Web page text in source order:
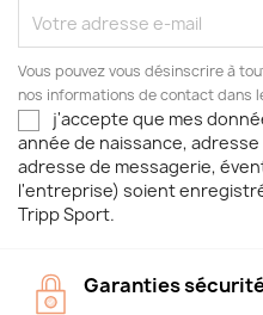
Vous pouvez vous désinscrire à
nos informations de contact dans
j'accepte que mes
année de naissance,
adresse de messagerie,
l'entreprise) soient
Tripp Sport.
Garanties